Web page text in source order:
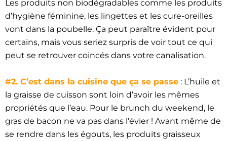
Les produits non biodégradables comme les produits
d’hygiène féminine, les lingettes et les cure-oreilles
vont dans la poubelle. Ça peut paraître évident pour
certains, mais vous seriez surpris de voir tout ce qui
peut se retrouver coincés dans votre canalisation.
#2. C’est dans la cuisine que ça se passe : L’huile et
la graisse de cuisson sont loin d’avoir les mêmes
propriétés que l’eau. Pour le brunch du weekend, le
gras de bacon ne va pas dans l’évier ! Avant même de
se rendre dans les égouts, les produits graisseux